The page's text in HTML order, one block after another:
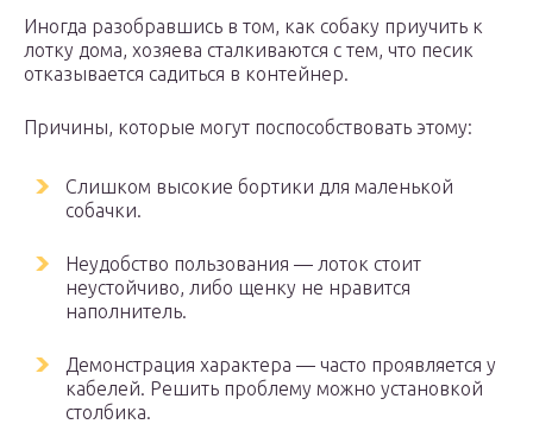
Иногда разобравшись в том, как собаку приучить к
лотку дома, хозяева сталкиваются с тем, что песик
отказывается садиться в контейнер.
Причины, которые могут поспособствовать этому:
Слишком высокие бортики для маленькой
собачки.
Неудобство пользования — лоток стоит
неустойчиво, либо щенку не нравится
наполнитель.
Демонстрация характера — часто проявляется у
кабелей. Решить проблему можно установкой
столбика.